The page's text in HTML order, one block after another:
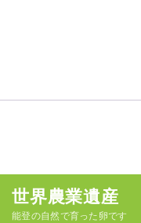
世界農業遺産
能登の自然で育った卵です